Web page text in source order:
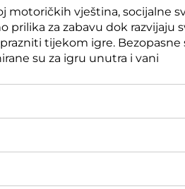
motoričkih vještina, socijalne
za zabavu dok razvijaju
tijekom igre. Bezopasne
su za igru unutra i vani